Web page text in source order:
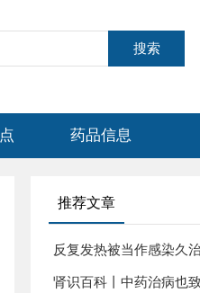
搜索
药品信息
推荐文章
反复发热被当作感染久
发表现，70岁老人确诊
肾识百科丨中药治病也